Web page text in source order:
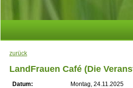
zurück
LandFrauen Café (Die
Datum:
Montag, 24.11.2025